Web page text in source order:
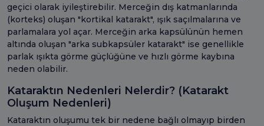
geçici olarak iyileştirebilir. Merceğin dış katmanlarında
(korteks) oluşan "kortikal katarakt", ışık saçılmalarına ve
parlamalara yol açar. Merceğin arka kapsülünün hemen
altında oluşan "arka subkapsüler katarakt" ise genellikle
parlak ışıkta görme güçlüğüne ve hızlı görme kaybına
neden olabilir.
Kataraktın Nedenleri Nelerdir? (Katarakt
Oluşum Nedenleri)
Kataraktın oluşumu tek bir nedene bağlı olmayıp birden